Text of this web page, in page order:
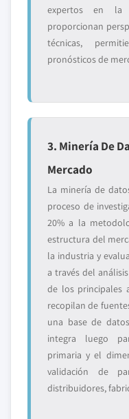
expertos en la
proporcionan
técnicas,
pronósticos de
3. Minería De
Mercado
La minería de
proceso de
20% a la
estructura del
la industria y
a través del
de los principales
recopilan de
una base de
integra luego
primaria y el
validación de
distribuidores,